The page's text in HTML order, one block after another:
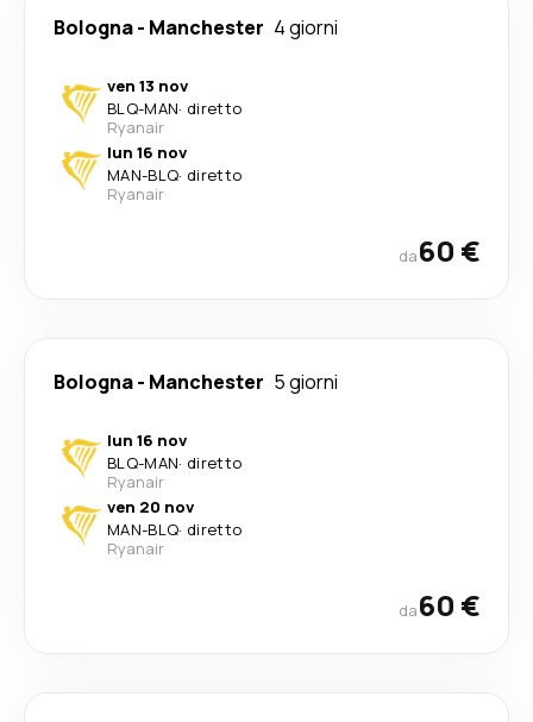
Bologna- Manchester 4 giorni
ven 13 nov
BLQ-MAN· diretto
Ryanair
lun 16 nov
MAN-BLQ· diretto
Ryanair
da60 €
Bologna- Manchester 5 giorni
lun 16 nov
BLQ-MAN· diretto
Ryanair
ven 20 nov
MAN-BLQ· diretto
Ryanair
da60 €